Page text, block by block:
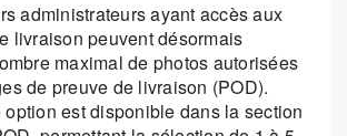
administrateurs ayant accès aux
livraison peuvent désormais
maximal de photos autorisées
de preuve de livraison (POD).
est disponible dans la section